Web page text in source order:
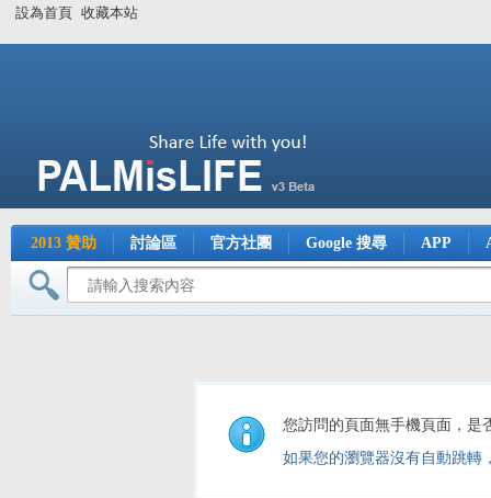
設為首頁 收藏本站
2013 贊助 討論區 官方社團 Google 搜尋 APP
您訪問的頁面無手機頁面，是
如果您的瀏覽器沒有自動跳轉